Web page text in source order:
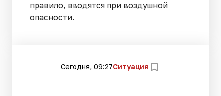
правило, вводятся при воздушной
опасности.
Сегодня, 09:27Ситуация